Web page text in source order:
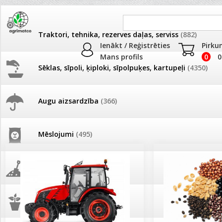
Ienākt / Reģistrēties
Mans profils
0
Traktori, tehnika, rezerves daļas, serviss (882)
Sēklas, sīpoli, ķiploki, sīpolpuķes, kartupeļi (4350)
Augu aizsardzība (366)
Mēslojumi (495)
Augsne, kūdra, mulča
Podi un kasetes(646)
JAUNUMI
Pašlasīšanas vietu katalogs
26.05. Vebinārs - Kā ierobežot
gliemežus piemājas dārzā un
Darba laiks Līgo svētkos
Ūdens piemērotības noteikšana
AKCIJAS
frēze + mulčieris +
AKCIJAS komplekts -
frontālais iekrāvējs
mulčieris + piekabe
AKCIJAS komplekts -
frēze + mulčieris